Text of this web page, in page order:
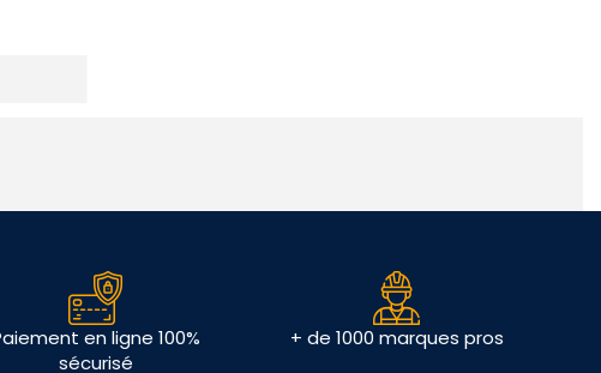
en ligne 100%
sécurisé
+ de 1000 marques pros